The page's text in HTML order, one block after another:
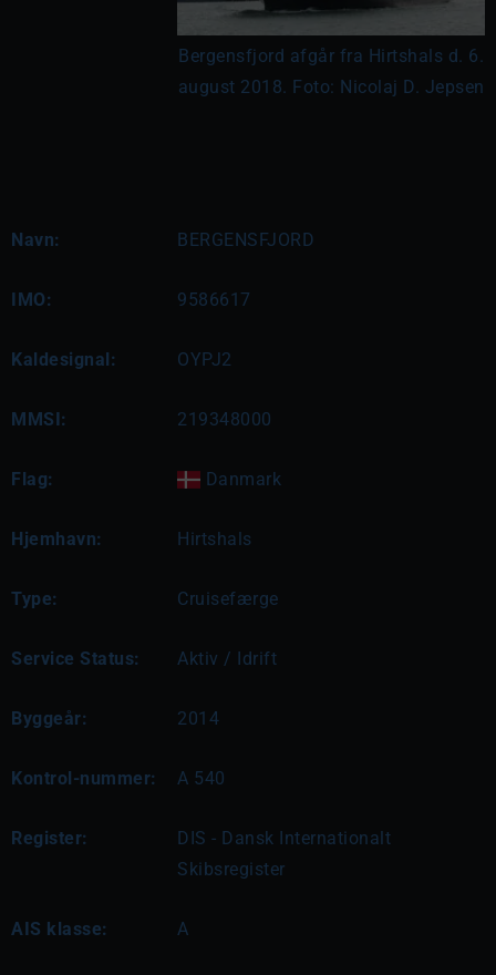
Bergensfjord afgår fra Hirtshals d. 6.
august 2018. Foto: Nicolaj D. Jepsen
Navn: BERGENSFJORD
IMO: 9586617
Kaldesignal: OYPJ2
MMSI: 219348000
Flag: Danmark
Hjemhavn: Hirtshals
Type: Cruisefærge
Service Status: Aktiv / Idrift
Byggeår: 2014
Kontrol-nummer: A 540
Register:
DIS - Dansk Internationalt
Skibsregister
AIS klasse: A